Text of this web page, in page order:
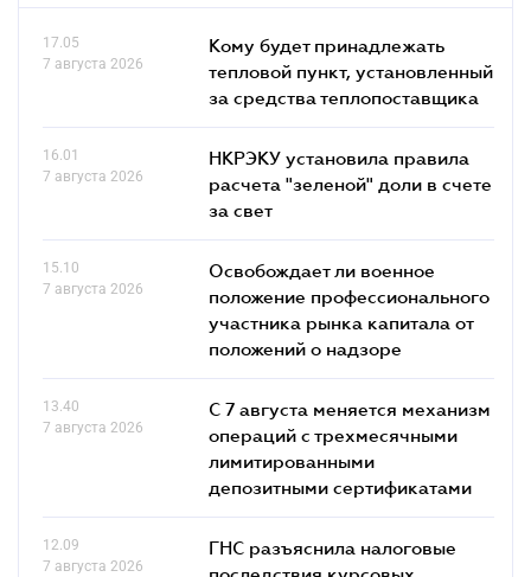
17.05
7 августа 2026
Кому будет принадлежать
тепловой пункт, установленный
за средства теплопоставщика
16.01
7 августа 2026
НКРЭКУ установила правила
расчета "зеленой" доли в счете
за свет
15.10
7 августа 2026
Освобождает ли военное
положение профессионального
участника рынка капитала от
положений о надзоре
13.40
7 августа 2026
С 7 августа меняется механизм
операций с трехмесячными
лимитированными
депозитными сертификатами
12.09
7 августа 2026
ГНС разъяснила налоговые